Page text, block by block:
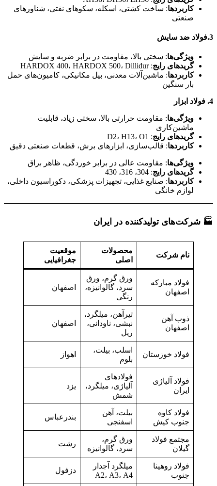
کاربردها: ساخت کشتی، اسکله، سکوهای نفتی، شناورهای
صنعتی
3.فولاد ضد سایش
ویژگی‌ها: سختی بالا، مقاومت در برابر ضربه و سایش
گریدهای رایج: HARDOX 400، HARDOX 500، Dillidur
کاربردها: ماشین‌آلات معدنی، بیل مکانیکی، کامیون‌های حمل
بار سنگین
4. فولاد ابزار
ویژگی‌ها: مقاومت حرارتی بالا، سختی زیاد، قابلیت
ماشین‌کاری
گریدهای رایج: D2، H13، O1
کاربردها: قالب‌سازی، ابزارهای برش، قطعات صنعتی دقیق
ویژگی‌ها: مقاومت عالی در برابر خوردگی، ظاهر براق
گریدهای رایج: 304، 316، 430
کاربردها: صنایع غذایی، تجهیزات پزشکی، دکوراسیون داخلی،
لوازم خانگی
🏭 شرکت‌های تولیدکننده در ایران
نام شرکت
محصولات
اصلی
موقعیت
جغرافیایی
فولاد مبارکه
اصفهان
ورق گرم، ورق
سرد، گالوانیزه،
رنگی
اصفهان
ذوب آهن
اصفهان
تیرآهن، میلگرد،
نبشی، ناودانی،
ریل
اصفهان
فولاد خوزستان
اسلب، بیلت،
بلوم
اهواز
فولاد آلیاژی
ایران
فولادهای
آلیاژی، میلگرد،
شمش
یزد
فولاد کاوه
جنوب کیش
بیلت، آهن
اسفنجی
بندرعباس
مجتمع فولاد
گیلان
ورق گرم،
سرد، گالوانیزه
رشت
فولاد روهینا
جنوب
میلگرد آجدار
A2، A3، A4
دزفول